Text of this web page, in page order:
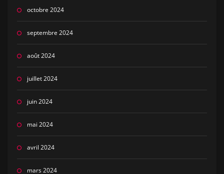
octobre 2024
septembre 2024
août 2024
juillet 2024
juin 2024
mai 2024
avril 2024
mars 2024